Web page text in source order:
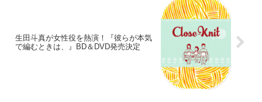
生田斗真が女性役を熱演！『彼らが本気
で編むときは、』BD＆DVD発売決定